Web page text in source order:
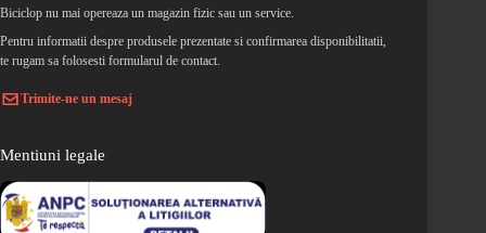
Biciclop nu mai opereaza un magazin fizic sau un service.
Pentru informatii despre produsele prezentate si confirmarea disponibilitatii,
te rugam sa folosesti formularul de contact.
Trimite-ne un mesaj
Mentiuni legale